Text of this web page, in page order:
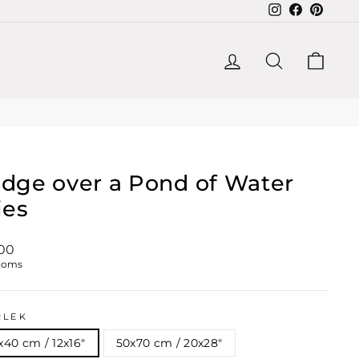
Instagram
Facebook
LOGGA INSÖK
over a Pond of Water
cm / 12x16″ 50x70 cm / 20x28″